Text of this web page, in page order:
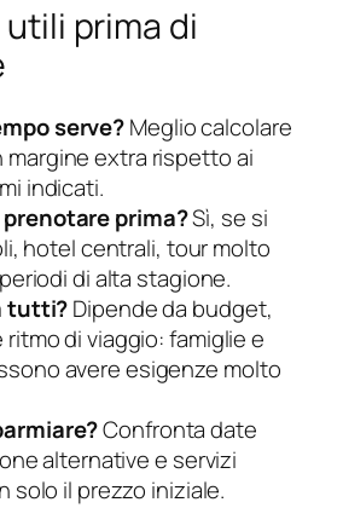
prima di
serve?Meglio calcolare
margine extra rispetto ai
indicati.
prima?Sì, se si
hotel centrali, tour molto
di alta stagione.
tutti?Dipende da budget,
di viaggio: famiglie e
avere esigenze molto
Confronta date
alternative e servizi
solo il prezzo iniziale.